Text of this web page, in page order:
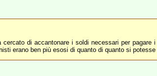
di accantonare i soldi necessari per
erano ben più esosi di quanto di quanto si